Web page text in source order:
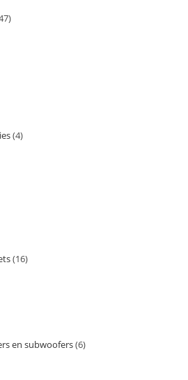
4
16
en subwoofers 6